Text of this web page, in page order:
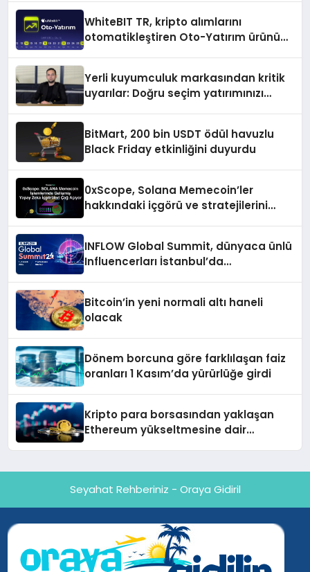
WhiteBIT TR, kripto alımlarını
otomatikleştiren Oto-Yatırım ürününü
Yerli kuyumculuk markasından kritik
uyarılar: Doğru seçim yatırımınızı
BitMart, 200 bin USDT ödül havuzlu
Black Friday etkinliğini duyurdu
0xScope, Solana Memecoin’ler
hakkındaki içgörü ve stratejilerini
INFLOW Global Summit, dünyaca ünlü
Influencerları İstanbul’da
Bitcoin’in yeni normali altı haneli
olacak
Dönem borcuna göre farklılaşan faiz
oranları 1 Kasım’da yürürlüğe girdi
Kripto para borsasından yaklaşan
Ethereum yükseltmesine dair
Seyahat Rehberiniz - Oraya Gidiril